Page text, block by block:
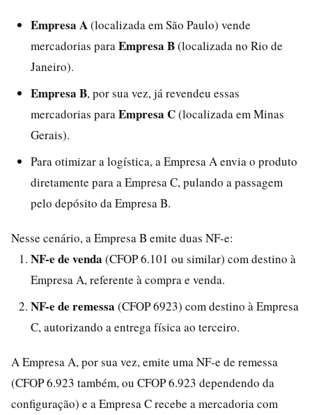
Empresa A(localizada em São Paulo) vende
mercadorias para Empresa B(localizada no Rio de
Janeiro).
Empresa B, por sua vez, já revendeu essas
mercadorias para Empresa C(localizada em Minas
Gerais).
Para otimizar a logística, a Empresa A envia o produto
diretamente para a Empresa C, pulando a passagem
pelo depósito da Empresa B.
Nesse cenário, a Empresa B emite duas NF-e:
NF-e de venda (CFOP 6.101 ou similar) com destino à
Empresa A, referente à compra e venda.
NF-e de remessa (CFOP 6923) com destino à Empresa
C, autorizando a entrega física ao terceiro.
A Empresa A, por sua vez, emite uma NF-e de remessa
(CFOP 6.923 também, ou CFOP 6.923 dependendo da
configuração) e a Empresa C recebe a mercadoria com